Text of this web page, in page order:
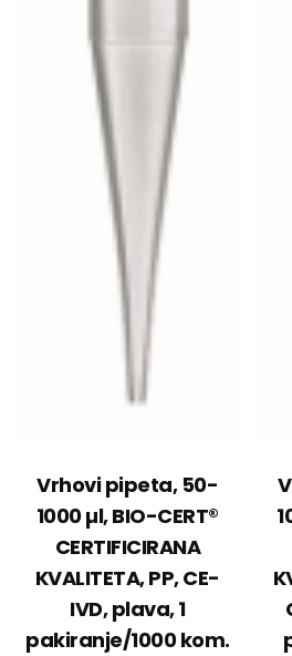
Vrhovi pipeta, 50-
1000 µl, BIO-CERT®
CERTIFICIRANA
KVALITETA, PP, CE-
IVD, plava, 1
pakiranje/1000 kom.